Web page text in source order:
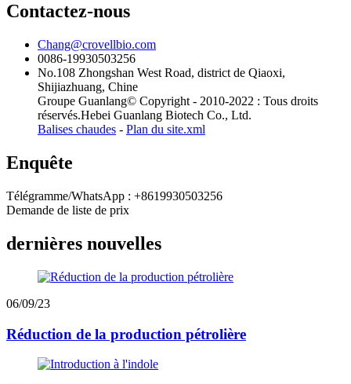
Contactez-nous
Chang@crovellbio.com
0086-19930503256
No.108 Zhongshan West Road, district de Qiaoxi,
Shijiazhuang, Chine
Groupe Guanlang© Copyright - 2010-2022 : Tous droits
réservés.Hebei Guanlang Biotech Co., Ltd.
Balises chaudes - Plan du site.xml
Enquête
Télégramme/WhatsApp : +8619930503256
Demande de liste de prix
dernières nouvelles
06/09/23
Réduction de la production pétrolière